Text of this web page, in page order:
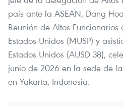
país ante la ASEAN, Dang
Reunión de Altos
Estados Unidos (MUSP) y
Estados Unidos (AUSD 38),
junio de 2026 en la sede de
en Yakarta, Indonesia.